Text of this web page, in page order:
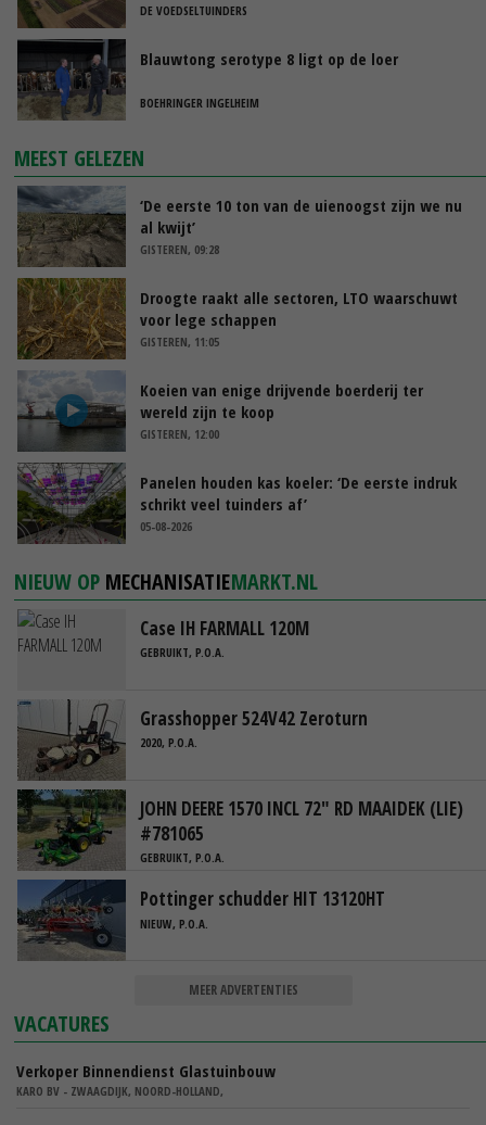
DE VOEDSELTUINDERS
Blauwtong serotype 8 ligt op de loer
BOEHRINGER INGELHEIM
MEEST GELEZEN
‘De eerste 10 ton van de uienoogst zijn we nu
al kwijt’
GISTEREN, 09:28
Droogte raakt alle sectoren, LTO waarschuwt
voor lege schappen
GISTEREN, 11:05
Koeien van enige drijvende boerderij ter
wereld zijn te koop
GISTEREN, 12:00
Panelen houden kas koeler: ‘De eerste indruk
schrikt veel tuinders af’
05-08-2026
NIEUW OP MECHANISATIEMARKT.NL
Case IH FARMALL 120M
GEBRUIKT, P.O.A.
Grasshopper 524V42 Zeroturn
2020, P.O.A.
JOHN DEERE 1570 INCL 72" RD MAAIDEK (LIE)
#781065
GEBRUIKT, P.O.A.
Pottinger schudder HIT 13120HT
NIEUW, P.O.A.
MEER ADVERTENTIES
VACATURES
Verkoper Binnendienst Glastuinbouw
KARO BV - ZWAAGDIJK, NOORD-HOLLAND,